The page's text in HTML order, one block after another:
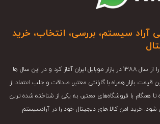
آراد سیستم، بررسی، انتخاب، خرید
آرادسیستم فعالیت خود را از سال 1388 در بازار موبایل ایران آغاز کرد و در این سال ها
قیمت بازار همراه با گارانتی معتبر، صداقت و جلب اعتماد از
همگام با فروشگاه‌های معتبر، به یکی از شناخته شده ترین
شود. خرید امن کالا های دیجیتال خود را در آرادسیستم